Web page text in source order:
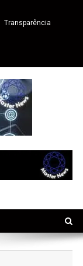
Transparência